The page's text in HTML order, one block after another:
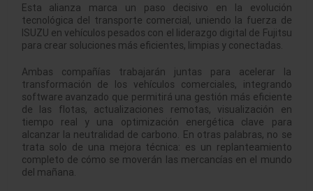
Esta alianza marca un paso decisivo en la evolución
tecnológica del transporte comercial, uniendo la fuerza de
ISUZU en vehículos pesados con el liderazgo digital de Fujitsu
para crear soluciones más eficientes, limpias y conectadas.
Ambas compañías trabajarán juntas para acelerar la
transformación de los vehículos comerciales, integrando
software avanzado que permitirá una gestión más eficiente
de las flotas, actualizaciones remotas, visualización en
tiempo real y una optimización energética clave para
alcanzar la neutralidad de carbono. En otras palabras, no se
trata solo de una mejora técnica: es un replanteamiento
completo de cómo se moverán las mercancías en el mundo
del mañana.